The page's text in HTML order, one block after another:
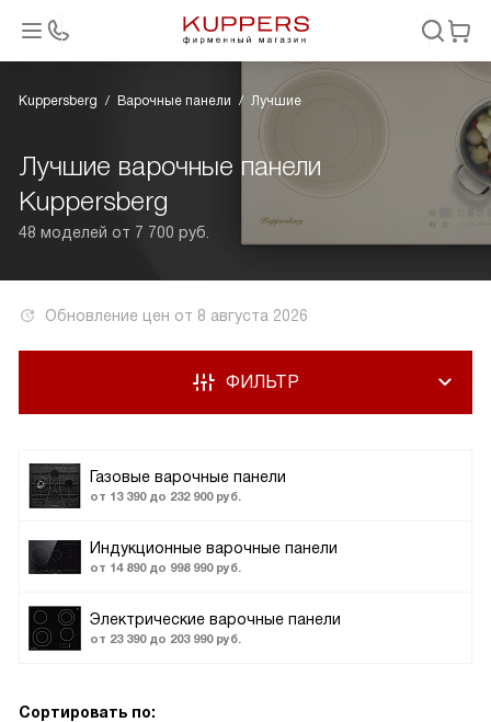
Kuppersberg Варочные панели Лучшие
Лучшие варочные панели
Kuppersberg
48 моделей от 7 700 руб.
Обновление цен от 8 августа 2026
Газовые варочные панели
от 13 390 до 232 900 руб.
Индукционные варочные панели
от 14 890 до 998 990 руб.
Электрические варочные панели
от 23 390 до 203 990 руб.
ФИЛЬТР
Сортировать по: